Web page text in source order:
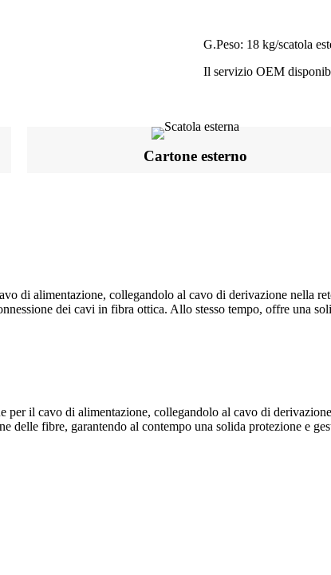
G.Peso: 18 kg/scatola
Il servizio OEM
Cartone esterno
di alimentazione, collegandolo al cavo di derivazione nella
dei cavi in ​​fibra ottica. Allo stesso tempo, offre una
per il cavo di alimentazione, collegandolo al cavo di
delle fibre, garantendo al contempo una solida protezione e